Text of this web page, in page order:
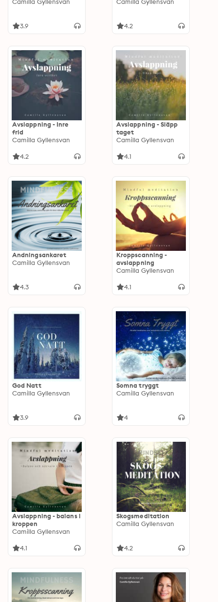
3.9 4.2
Avslappning - Inre
frid
Camilla Gyllensvan
4.2
Avslappning - Släpp
taget
Camilla Gyllensvan
4.1
Andningsankaret
Camilla Gyllensvan
4.3
Kroppscanning -
avslappning
Camilla Gyllensvan
4.1
God Natt
Camilla Gyllensvan
3.9
Somna tryggt
Camilla Gyllensvan
4
Avslappning - balans i
kroppen
Camilla Gyllensvan
4.1
Skogsmeditation
Camilla Gyllensvan
4.2